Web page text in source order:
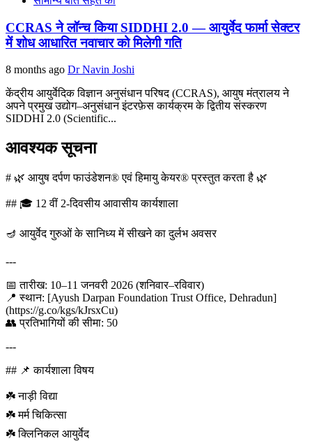
CCRAS ने लॉन्च किया SIDDHI 2.0 — आयुर्वेद फार्मा सेक्टर
में शोध आधारित नवाचार को मिलेगी गति
8 months ago Dr Navin Joshi
केंद्रीय आयुर्वेदिक विज्ञान अनुसंधान परिषद (CCRAS), आयुष मंत्रालय ने
अपने प्रमुख उद्योग–अनुसंधान इंटरफ़ेस कार्यक्रम के द्वितीय संस्करण
SIDDHI 2.0 (Scientific...
आवश्यक सूचना
# 🌿 आयुष दर्पण फाउंडेशन® एवं हिमायु केयर® प्रस्तुत करता है 🌿
## 🎓 12 वीं 2-दिवसीय आवासीय कार्यशाला
🪔 आयुर्वेद गुरुओं के सानिध्य में सीखने का दुर्लभ अवसर
---
📅 तारीख: 10–11 जनवरी 2026 (शनिवार–रविवार)
📍 स्थान: [Ayush Darpan Foundation Trust Office, Dehradun]
(https://g.co/kgs/kJrsxCu)
👥 प्रतिभागियों की सीमा: 50
---
## 📌 कार्यशाला विषय
☘️ नाड़ी विद्या
☘️ मर्म चिकित्सा
☘️ क्लिनिकल आयुर्वेद